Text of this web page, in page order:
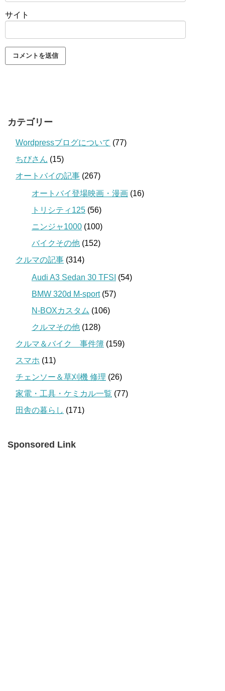
サイト
カテゴリー
Wordpressブログについて (77)
ちびさん (15)
オートバイの記事 (267)
オートバイ登場映画・漫画 (16)
トリシティ125 (56)
ニンジャ1000 (100)
バイクその他 (152)
クルマの記事 (314)
Audi A3 Sedan 30 TFSI (54)
BMW 320d M-sport(57)
N-BOXカスタム (106)
クルマその他 (128)
クルマ＆バイク 事件簿 (159)
スマホ (11)
チェンソー＆草刈機 修理 (26)
家電・工具・ケミカル一覧 (77)
田舎の暮らし (171)
Sponsored Link